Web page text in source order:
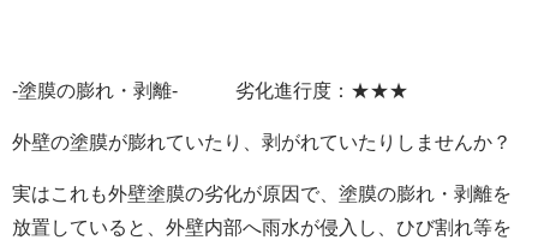
-塗膜の膨れ・剥離- 劣化進行度：★★★
外壁の塗膜が膨れていたり、剥がれていたりしませんか？
実はこれも外壁塗膜の劣化が原因で、塗膜の膨れ・剥離を
放置していると、外壁内部へ雨水が侵入し、ひび割れ等を